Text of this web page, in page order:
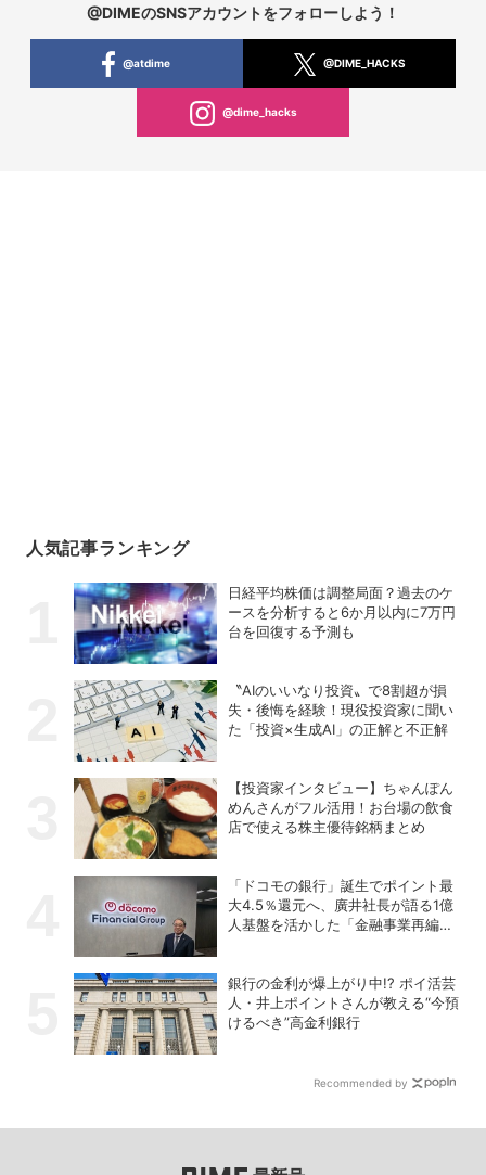
@DIMEのSNSアカウントをフォローしよう！
@atdime @DIME_HACKS
@dime_hacks
人気記事ランキング
日経平均株価は調整局面？過去のケ
ースを分析すると6か月以内に7万円
台を回復する予測も
〝AIのいいなり投資〟で8割超が損
失・後悔を経験！現役投資家に聞い
た「投資×生成AI」の正解と不正解
【投資家インタビュー】ちゃんぽん
めんさんがフル活用！お台場の飲食
店で使える株主優待銘柄まとめ
「ドコモの銀行」誕生でポイント最
大4.5％還元へ、廣井社長が語る1億
人基盤を活かした「金融事業再編」
銀行の金利が爆上がり中!? ポイ活芸
人・井上ポイントさんが教える“今預
けるべき”高金利銀行
Recommended by